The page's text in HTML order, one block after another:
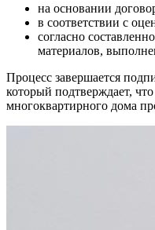
на основании
в соответствии с
согласно
материалов,
Процесс завершается
который подтверждает,
многоквартирного дома